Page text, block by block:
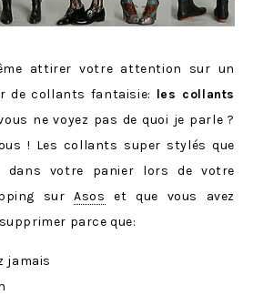
attirer votre attention sur un
de collants fantaisie: les collants
ne voyez pas de quoi je parle ?
! Les collants super stylés que
dans votre panier lors de votre
surAsos et que vous avez
parce que:
jamais